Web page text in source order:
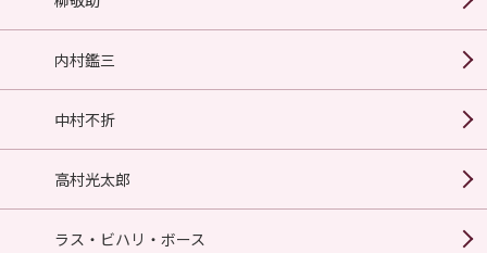
内村鑑三
中村不折
高村光太郎
ラス・ビハリ・ボース